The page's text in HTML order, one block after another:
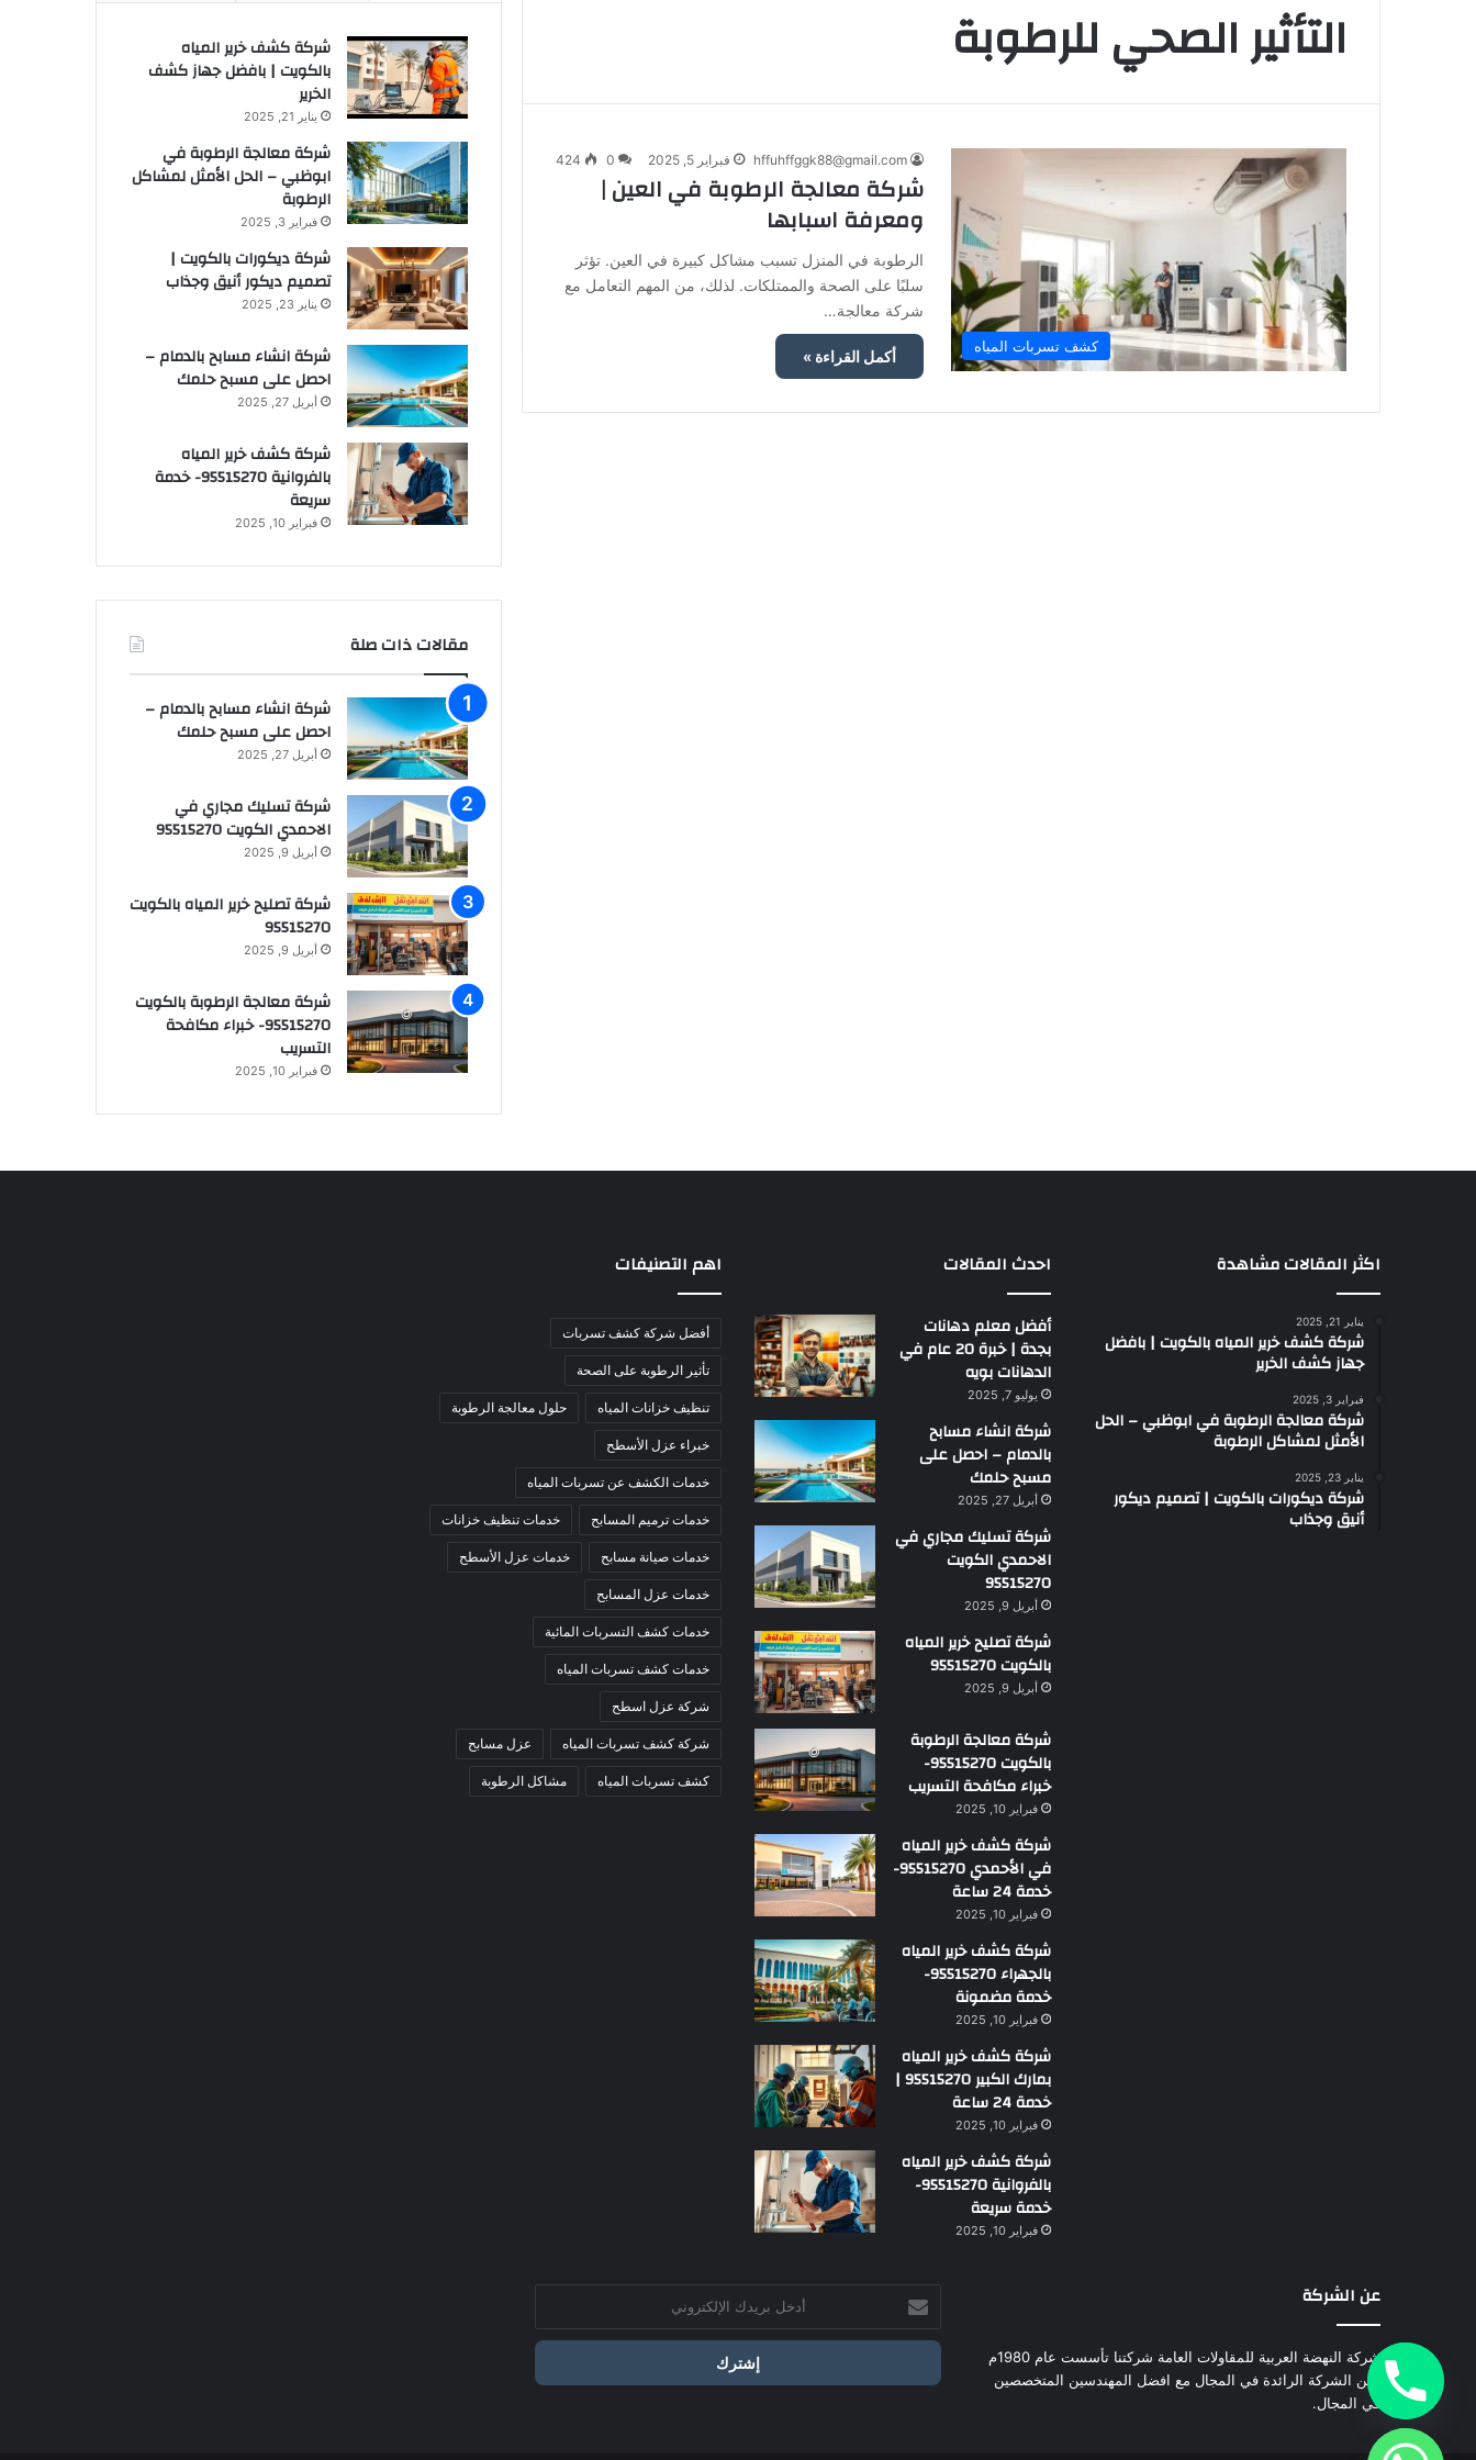
التأثير الصحي للرطوبة
كشف تسربات المياه
hffuhffggk88@gmail.com فبراير 5, 2025 0
424
شركة معالجة الرطوبة في العين |
ومعرفة اسبابها
الرطوبة في المنزل تسبب مشاكل كبيرة في العين. تؤثر
سلبًا على الصحة والممتلكات. لذلك، من المهم التعامل مع
شركة معالجة…
أكمل القراءة »
شركة كشف خرير المياه
بالكويت | بافضل جهاز كشف
الخرير
يناير 21, 2025
شركة معالجة الرطوبة في
ابوظبي – الحل الأمثل لمشاكل
الرطوبة
فبراير 3, 2025
شركة ديكورات بالكويت |
تصميم ديكور أنيق وجذاب
يناير 23, 2025
شركة انشاء مسابح بالدمام –
احصل على مسبح حلمك
أبريل 27, 2025
شركة كشف خرير المياه
بالفروانية 95515270- خدمة
سريعة
فبراير 10, 2025
مقالات ذات صلة
شركة انشاء مسابح بالدمام –
احصل على مسبح حلمك
أبريل 27, 2025
شركة تسليك مجاري في
الاحمدي الكويت 95515270
أبريل 9, 2025
شركة تصليح خرير المياه بالكويت
95515270
أبريل 9, 2025
شركة معالجة الرطوبة بالكويت
95515270- خبراء مكافحة
التسريب
فبراير 10, 2025
اكثر المقالات مشاهدة
يناير 21, 2025
شركة كشف خرير المياه بالكويت | بافضل
جهاز كشف الخرير
فبراير 3, 2025
شركة معالجة الرطوبة في ابوظبي – الحل
الأمثل لمشاكل الرطوبة
يناير 23, 2025
شركة ديكورات بالكويت | تصميم ديكور
أنيق وجذاب
احدث المقالات
أفضل معلم دهانات
بجدة | خبرة 20 عام في
الدهانات بويه
يوليو 7, 2025
شركة انشاء مسابح
بالدمام – احصل على
مسبح حلمك
أبريل 27, 2025
شركة تسليك مجاري في
الاحمدي الكويت
95515270
أبريل 9, 2025
شركة تصليح خرير المياه
بالكويت 95515270
أبريل 9, 2025
شركة معالجة الرطوبة
بالكويت 95515270-
خبراء مكافحة التسريب
فبراير 10, 2025
شركة كشف خرير المياه
في الأحمدي 95515270-
خدمة 24 ساعة
فبراير 10, 2025
شركة كشف خرير المياه
بالجهراء 95515270-
خدمة مضمونة
فبراير 10, 2025
شركة كشف خرير المياه
بمارك الكبير 95515270 |
خدمة 24 ساعة
فبراير 10, 2025
شركة كشف خرير المياه
بالفروانية 95515270-
خدمة سريعة
فبراير 10, 2025
اهم التصنيفات
أفضل شركة كشف تسربات
تأثير الرطوبة على الصحة
تنظيف خزانات المياه حلول معالجة الرطوبة
خبراء عزل الأسطح
خدمات الكشف عن تسربات المياه
خدمات ترميم المسابح خدمات تنظيف خزانات
خدمات صيانة مسابح خدمات عزل الأسطح
خدمات عزل المسابح
خدمات كشف التسربات المائية
خدمات كشف تسربات المياه
شركة عزل اسطح
شركة كشف تسربات المياه عزل مسابح
كشف تسربات المياه مشاكل الرطوبة
عن الشركة
شركة النهضة العربية للمقاولات العامة شركتنا تأسست عام 1980م
نحن الشركة الرائدة في المجال مع افضل المهندسين المتخصصين
في المجال.
بريدك
الإلكتروني